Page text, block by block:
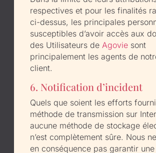
respectives et pour les finalités
ci-dessus, les principales
susceptibles d’avoir accès aux
des Utilisateurs de Agovie sont
principalement les agents de
client.
6. Notification d’incident
Quels que soient les efforts
méthode de transmission sur
aucune méthode de stockage
n’est complètement sûre. Nous
en conséquence pas garantir